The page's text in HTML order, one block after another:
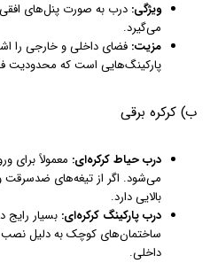
ویژگی: درب به صورت پنل‌های افقی
می‌گیرد.
مزیت: فضای داخلی و خارجی را
پارکینگ‌هایی است که محدودیت
ب) کرکره برقی
درب حیاط کرکره‌ای: معمولاً برای
می‌شود. اگر از تیغه‌های ضدسرقت
بالایی دارد.
درب پارکینگ کرکره‌ای: بسیار رایج
ساختمان‌های کوچک به دلیل
داخلی.